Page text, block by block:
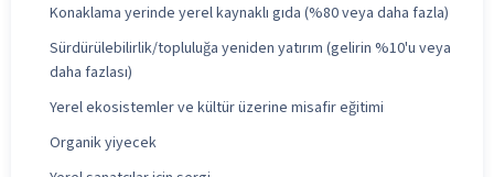
Konaklama yerinde yerel kaynaklı gıda (%80 veya daha fazla)
Sürdürülebilirlik/topluluğa yeniden yatırım (gelirin %10'u veya
daha fazlası)
Yerel ekosistemler ve kültür üzerine misafir eğitimi
Organik yiyecek